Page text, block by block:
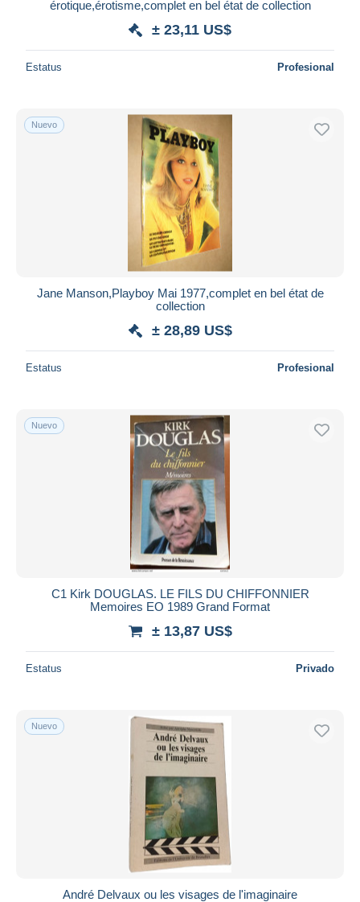
érotique,érotisme,complet en bel état de collection
± 23,11 US$
Estatus Profesional
Nuevo
Jane Manson,Playboy Mai 1977,complet en bel état de
collection
± 28,89 US$
Estatus Profesional
Nuevo
C1 Kirk DOUGLAS. LE FILS DU CHIFFONNIER
Memoires EO 1989 Grand Format
± 13,87 US$
Estatus Privado
Nuevo
André Delvaux ou les visages de l'imaginaire